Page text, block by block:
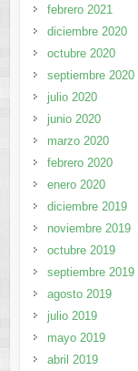
febrero 2021
diciembre 2020
octubre 2020
septiembre 2020
julio 2020
junio 2020
marzo 2020
febrero 2020
enero 2020
diciembre 2019
noviembre 2019
octubre 2019
septiembre 2019
agosto 2019
julio 2019
mayo 2019
abril 2019